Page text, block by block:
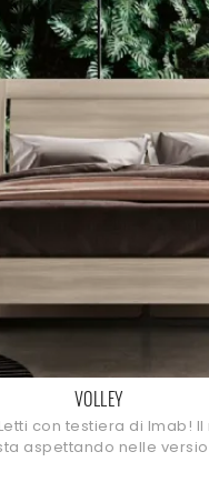
VOLLEY
con testiera di Imab!
aspettando nelle